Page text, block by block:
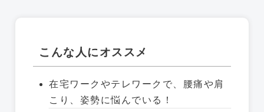
こんな人にオススメ
在宅ワークやテレワークで、腰痛や肩
こり、姿勢に悩んでいる！